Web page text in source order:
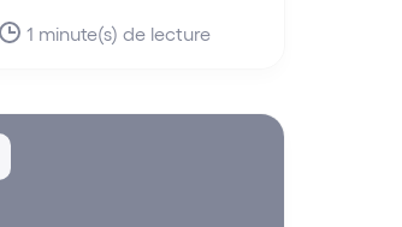
1 minute(s) de lecture